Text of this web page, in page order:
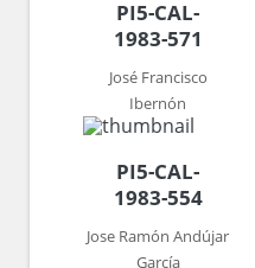
PI5-CAL-
1983-571
José Francisco
Ibernón
PI5-CAL-
1983-554
Jose Ramón Andújar
García